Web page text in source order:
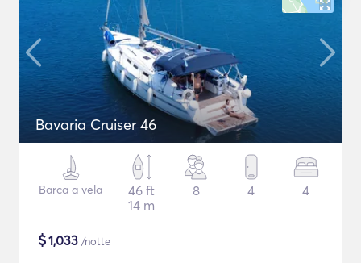
Bavaria Cruiser 46
Barca a vela
46 ft
14 m
8 4 4
$1,033 /notte